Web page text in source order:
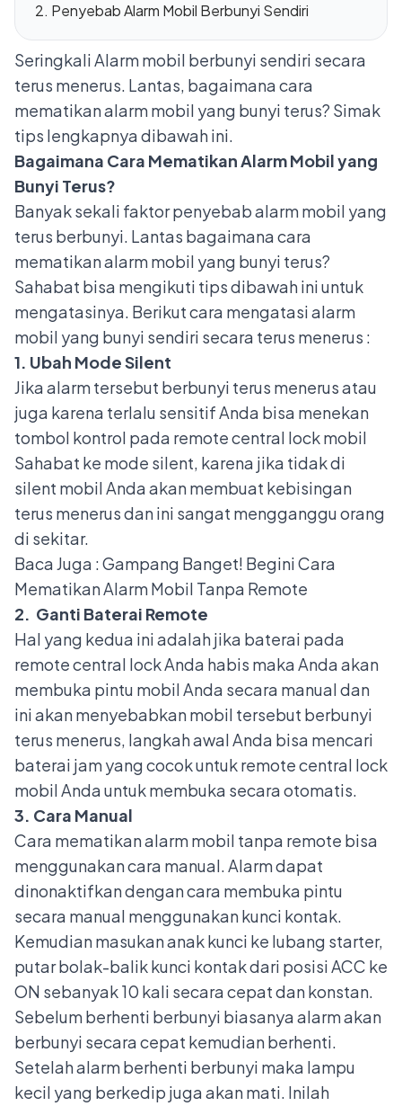
Penyebab Alarm Mobil Berbunyi Sendiri
Seringkali Alarm mobil berbunyi sendiri secara
terus menerus. Lantas, bagaimana cara
mematikan alarm mobil yang bunyi terus? Simak
tips lengkapnya dibawah ini.
Bagaimana Cara Mematikan Alarm Mobil yang
Bunyi Terus?
Banyak sekali faktor penyebab alarm mobil yang
terus berbunyi. Lantas bagaimana cara
mematikan alarm mobil yang bunyi terus?
Sahabat bisa mengikuti tips dibawah ini untuk
mengatasinya. Berikut cara mengatasi alarm
mobil yang bunyi sendiri secara terus menerus :
1. Ubah Mode Silent
Jika alarm tersebut berbunyi terus menerus atau
juga karena terlalu sensitif Anda bisa menekan
tombol kontrol pada remote central lock mobil
Sahabat ke mode silent, karena jika tidak di
silent mobil Anda akan membuat kebisingan
terus menerus dan ini sangat mengganggu orang
di sekitar.
Baca Juga :Gampang Banget! Begini Cara
Mematikan Alarm Mobil Tanpa Remote
2. Ganti Baterai Remote
Hal yang kedua ini adalah jika baterai pada
remote central lock Anda habis maka Anda akan
membuka pintu mobil Anda secara manual dan
ini akan menyebabkan mobil tersebut berbunyi
terus menerus, langkah awal Anda bisa mencari
baterai jam yang cocok untuk remote central lock
mobil Anda untuk membuka secara otomatis.
3. Cara Manual
Cara mematikan alarm mobil tanpa remote bisa
menggunakan cara manual. Alarm dapat
dinonaktifkan dengan cara membuka pintu
secara manual menggunakan kunci kontak.
Kemudian masukan anak kunci ke lubang starter,
putar bolak-balik kunci kontak dari posisi ACC ke
ON sebanyak 10 kali secara cepat dan konstan.
Sebelum berhenti berbunyi biasanya alarm akan
berbunyi secara cepat kemudian berhenti.
Setelah alarm berhenti berbunyi maka lampu
kecil yang berkedip juga akan mati. Inilah